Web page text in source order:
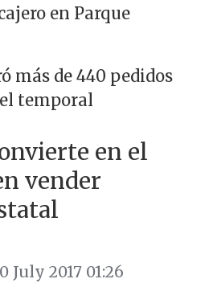
en Parque
más de 440 pedidos
temporal
en el
vender
July 2017 01:26